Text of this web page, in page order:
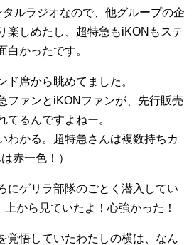
ルラジオなので、他グループの企
楽しめたし、超特急もiKONもステ
白かったです。
ド席から眺めてました。
ファンとiKONファンが、先行販売
てるんですよねー。
わかる。超特急さんは複数持ちカ
赤一色！）
にゲリラ部隊のごとく潜入してい
から見ていたよ！心強かった！
覚悟していたわたしの横は、なん